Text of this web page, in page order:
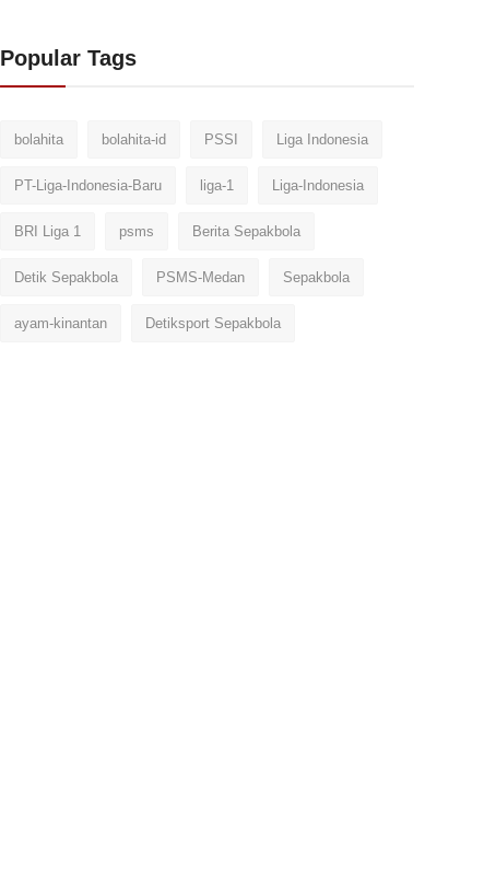
Popular Tags
bolahita bolahita-id PSSI Liga Indonesia
PT-Liga-Indonesia-Baru liga-1 Liga-Indonesia
BRI Liga 1 psms Berita Sepakbola
Detik Sepakbola PSMS-Medan Sepakbola
ayam-kinantan Detiksport Sepakbola